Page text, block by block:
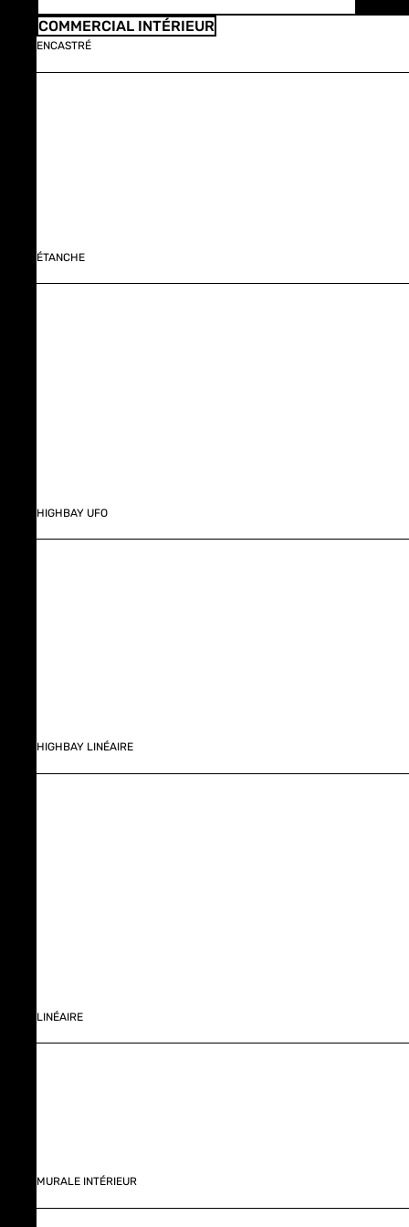
COMMERCIAL INTÉRIEUR
ENCASTRÉ
ÉTANCHE
HIGHBAY UFO
HIGHBAY LINÉAIRE
LINÉAIRE
MURALE INTÉRIEUR